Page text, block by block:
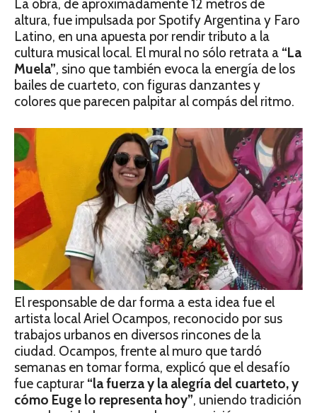
La obra, de aproximadamente 12 metros de
altura, fue impulsada por Spotify Argentina y Faro
Latino, en una apuesta por rendir tributo a la
cultura musical local. El mural no sólo retrata a “La
Muela”, sino que también evoca la energía de los
bailes de cuarteto, con figuras danzantes y
colores que parecen palpitar al compás del ritmo.
El responsable de dar forma a esta idea fue el
artista local Ariel Ocampos, reconocido por sus
trabajos urbanos en diversos rincones de la
ciudad. Ocampos, frente al muro que tardó
semanas en tomar forma, explicó que el desafío
fue capturar “la fuerza y la alegría del cuarteto, y
cómo Euge lo representa hoy”, uniendo tradición